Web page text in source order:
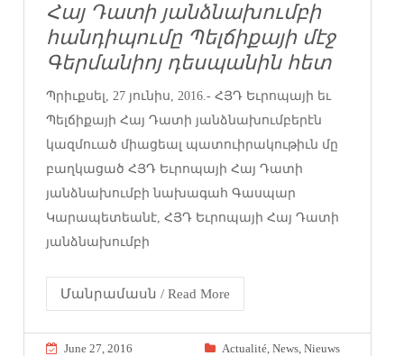
Հայ Դատի յանձնախումբի
հանդիպումը Պելճիքայի մէջ
Գերմանիոյ դեսպանին հետ‏
Պրիւքսել, 27 յունիս, 2016.- ՀՅԴ Եւրոպայի եւ
Պելճիքայի Հայ Դատի յանձնախումբերէն
կազմուած միացեալ պատուիրակութիւն մը
բաղկացած ՀՅԴ Եւրոպայի Հայ Դատի
յանձնախումբի նախագահ Գասպար
Կարապետեանէ, ՀՅԴ Եւրոպայի Հայ Դատի
յանձնախումբի
Մանրամասն / Read More
June 27, 2016 Actualité, News, Nieuws